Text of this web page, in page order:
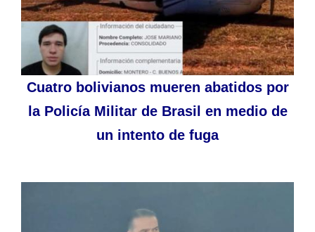
Cuatro bolivianos mueren abatidos por
la Policía Militar de Brasil en medio de
un intento de fuga